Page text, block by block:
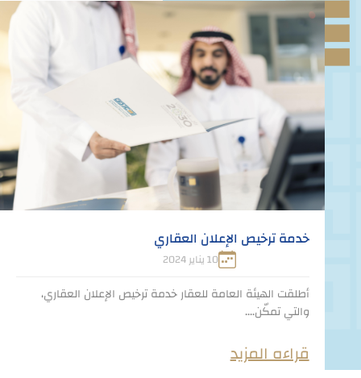
خدمة ترخيص الإعلان العقاري
10 يناير 2024
أطلقت الهيئة العامة للعقار خدمة ترخيص الإعلان العقاري،
والتي تمكّن....
قراءه المزيد